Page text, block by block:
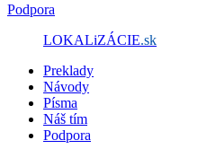
Podpora
LOKALiZÁCIE.sk
Preklady
Návody
Písma
Náš tím
Podpora